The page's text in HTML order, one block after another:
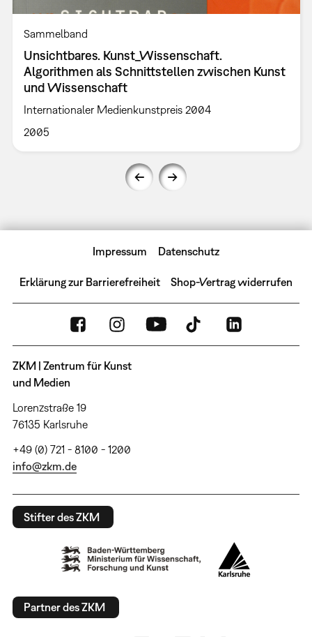
Sammelband
Unsichtbares. Kunst_Wissenschaft.
Algorithmen als Schnittstellen zwischen Kunst
und Wissenschaft
Internationaler Medienkunstpreis 2004
2005
Impressum Datenschutz
Erklärung zur Barrierefreiheit Shop-Vertrag widerrufen
ZKM | Zentrum für Kunst
und Medien
Lorenzstraße 19
76135 Karlsruhe
+49 (0) 721 - 8100 - 1200
info@zkm.de
Stifter des ZKM
Partner des ZKM